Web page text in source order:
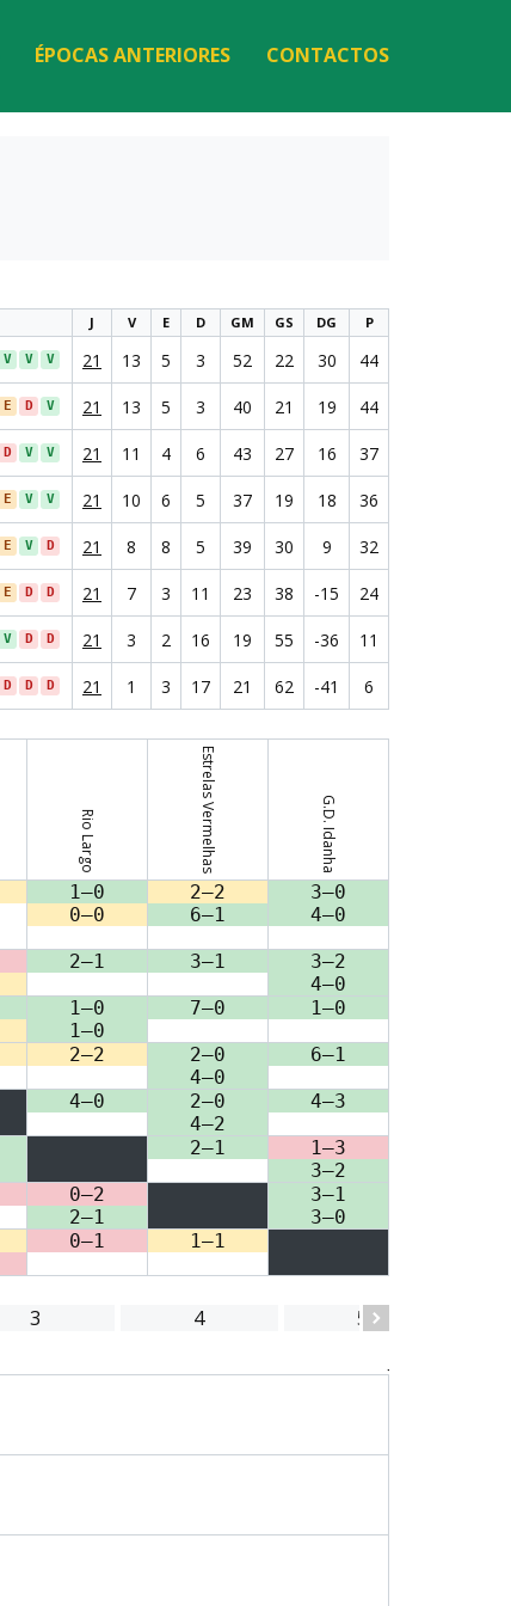
ÉPOCAS ANTERIORES CONTACTOS
J V E D GM GS DG P
V V V 21 13 5 3 52 22 30 44
E D V 21 13 5 3 40 21 19 44
D V V 21 11 4 6 43 27 16 37
E V V 21 10 6 5 37 19 18 36
E V D 21 8 8 5 39 30 9 32
E D D 21 7 3 11 23 38 -15 24
V D D 21 3 2 16 19 55 -36 11
D D D 21 1 3 17 21 62 -41 6
Rio Largo Estrelas Vermelhas G.D. Idanha
1–0
0–0
2–2
6–1
3–0
4–0
2–1 3–1
3–2
4–0
1–0
1–0
7–0 1–0
2–2
2–0
4–0
6–1
4–0
2–0
4–2
4–3
2–1
1–3
3–2
0–2
2–1
3–1
3–0
0–1 1–1
3 4
5